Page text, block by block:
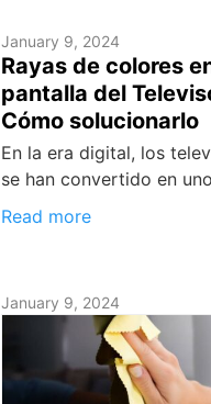
January 9, 2024
Rayas de colores
pantalla del
Cómo solucionarlo
En la era digital, los
se han convertido en
Read more
January 9, 2024